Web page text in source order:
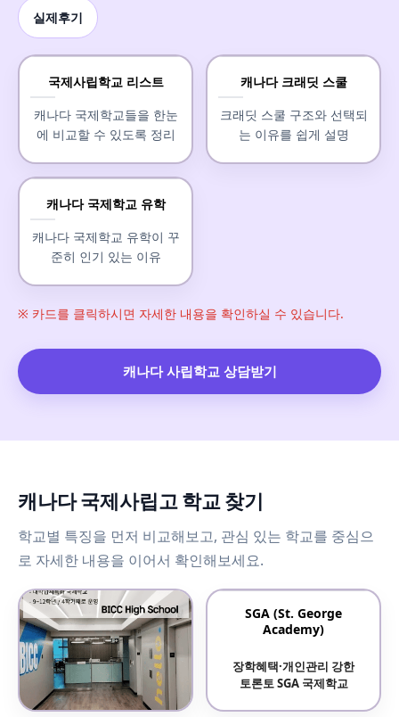
실제후기
국제사립학교 리스트
캐나다 국제학교들을 한눈
에 비교할 수 있도록 정리
캐나다 크래딧 스쿨
크래딧 스쿨 구조와 선택되
는 이유를 쉽게 설명
캐나다 국제학교 유학
캐나다 국제학교 유학이 꾸
준히 인기 있는 이유
※ 카드를 클릭하시면 자세한 내용을 확인하실 수 있습니다.
캐나다 사립학교 상담받기
캐나다 국제사립고 학교 찾기
학교별 특징을 먼저 비교해보고, 관심 있는 학교를 중심으
로 자세한 내용을 이어서 확인해보세요.
SGA (St. George
Academy)
장학혜택·개인관리 강한
토론토 SGA 국제학교